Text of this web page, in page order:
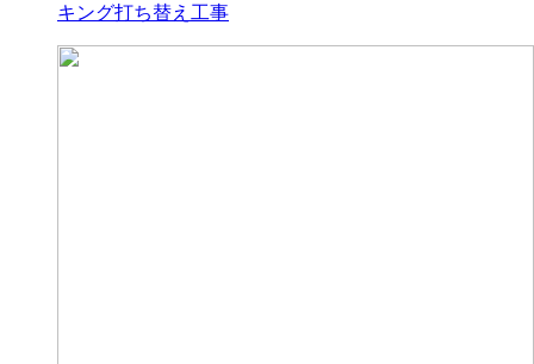
キング打ち替え工事